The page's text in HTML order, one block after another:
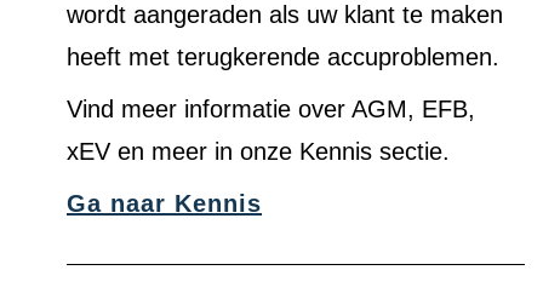
wordt aangeraden als uw klant te maken
heeft met terugkerende accuproblemen.
Vind meer informatie over AGM, EFB,
xEV en meer in onze Kennis sectie.
Ga naar Kennis